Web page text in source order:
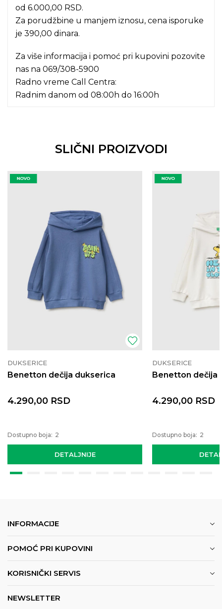
od 6.000,00 RSD.
Za porudžbine u manjem iznosu, cena isporuke
je 390,00 dinara.
Za više informacija i pomoć pri kupovini pozovite
nas na 069/308-5900
Radno vreme Call Centra:
Radnim danom od 08:00h do 16:00h
SLIČNI PROIZVODI
DUKSERICE
Benetton dečija dukserica
DETALJNIJE
4.290,00 RSD
Dostupno boja: 2
DUKSERICE
Benetton dečija
4.290,00 RSD
Dostupno boja: 2
INFORMACIJE
POMOĆ PRI KUPOVINI
KORISNIČKI SERVIS
NEWSLETTER